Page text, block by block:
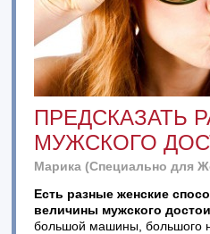
ПРЕДСКАЗАТЬ
МУЖСКОГО
Марика (Специально для
Есть разные женские
величины мужского
большой машины, большого